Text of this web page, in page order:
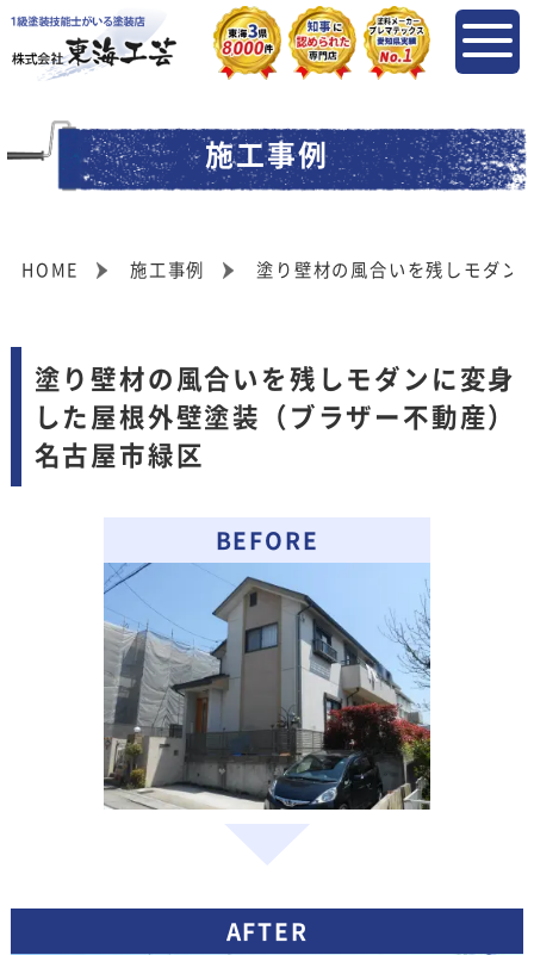
施工事例
HOME 施工事例 塗り壁材の風合いを残しモダン
塗り壁材の風合いを残しモダンに変身
した屋根外壁塗装（ブラザー不動産）
名古屋市緑区
BEFORE
AFTER